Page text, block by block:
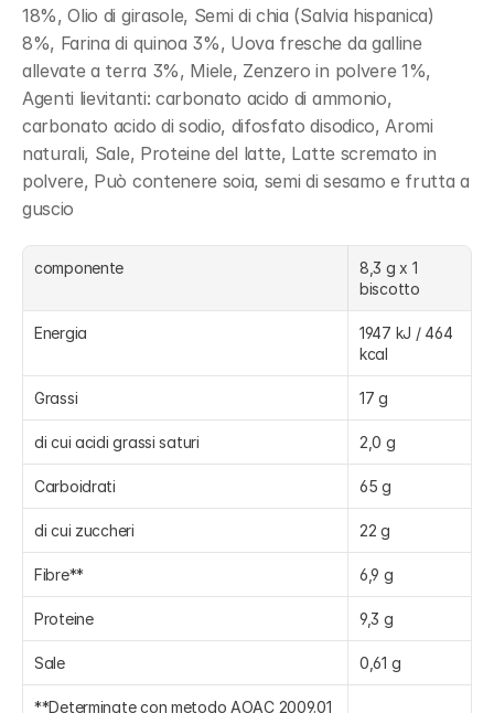
18%, Olio di girasole, Semi di chia (Salvia hispanica)
8%, Farina di quinoa 3%, Uova fresche da galline
allevate a terra 3%, Miele, Zenzero in polvere 1%,
Agenti lievitanti: carbonato acido di ammonio,
carbonato acido di sodio, difosfato disodico, Aromi
naturali, Sale, Proteine del latte, Latte scremato in
polvere, Può contenere soia, semi di sesamo e frutta a
guscio
componente
8,3 g x 1
biscotto
Energia
1947 kJ / 464
kcal
Grassi 17 g
di cui acidi grassi saturi 2,0 g
Carboidrati 65 g
di cui zuccheri 22 g
Fibre** 6,9 g
Proteine 9,3 g
Sale 0,61 g
**Determinate con metodo AOAC 2009.01